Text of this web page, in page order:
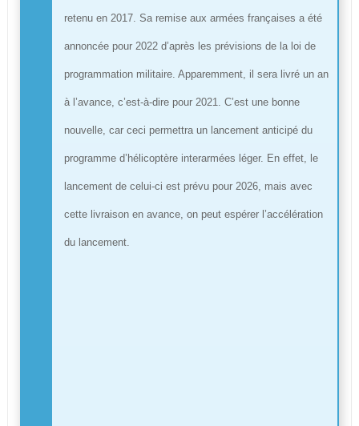
retenu en 2017. Sa remise aux armées françaises a été
annoncée pour 2022 d’après les prévisions de la loi de
programmation militaire. Apparemment, il sera livré un an
à l’avance, c’est-à-dire pour 2021. C’est une bonne
nouvelle, car ceci permettra un lancement anticipé du
programme d’hélicoptère interarmées léger. En effet, le
lancement de celui-ci est prévu pour 2026, mais avec
cette livraison en avance, on peut espérer l’accélération
du lancement.